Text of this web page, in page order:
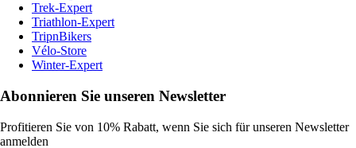
Trek-Expert
Triathlon-Expert
TripnBikers
Vélo-Store
Winter-Expert
Abonnieren Sie unseren Newsletter
Profitieren Sie von 10% Rabatt, wenn Sie sich für unseren Newsletter
anmelden